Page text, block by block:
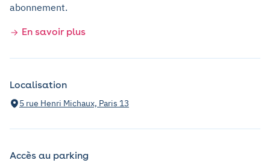
abonnement.
En savoir plus
Localisation
5 rue Henri Michaux, Paris 13
Accès au parking